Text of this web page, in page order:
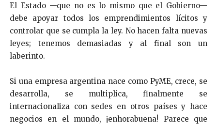
El Estado —que no es lo mismo que el Gobierno—
debe apoyar todos los emprendimientos lícitos y
controlar que se cumpla la ley. No hacen falta nuevas
leyes; tenemos demasiadas y al final son un
laberinto.
Si una empresa argentina nace como PyME, crece, se
desarrolla, se multiplica, finalmente se
internacionaliza con sedes en otros países y hace
negocios en el mundo, ¡enhorabuena! Parece que